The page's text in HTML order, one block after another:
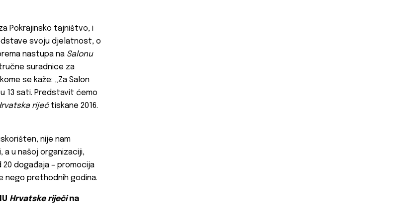
Pokrajinsko tajništvo, i
svoju djelatnost, o
nastupa na Salonu
suradnice za
se kaže: „Za Salon
13 sati. Predstavit ćemo
riječ tiskane 2016.
nije nam
a u našoj organizaciji,
događaja – promocija
nego prethodnih godina.
Hrvatske riječina